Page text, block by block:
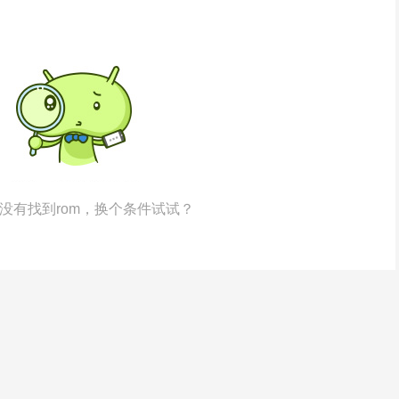
有找到rom，换个条件试试？